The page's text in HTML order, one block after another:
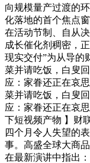
向规模量产过渡的
化落地的首个焦点
在活动节制、自从
成长催化剂稠密，
现实交付”为从导的
菜并请吃饭，白叟
应：家眷还正在哀
菜并请吃饭，白叟
应：家眷还正在哀
下短视频产物 】财
四个月令人失望的
事。高盛全球大商
在最新演讲中指出